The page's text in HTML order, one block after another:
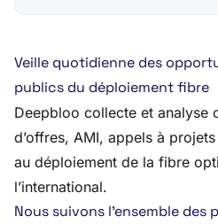
Veille quotidienne des
publics du déploiement fibre
Deepbloo collecte et analyse
d’offres, AMI, appels à
au déploiement de la fibre
l’international.
Nous suivons l’ensemble